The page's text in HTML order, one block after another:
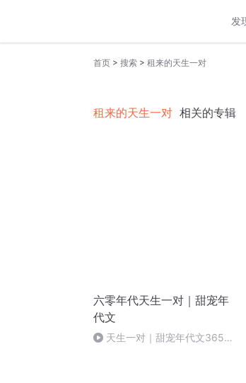
发
首页 > 搜索 > 租来的天生一对
租来的天生一对 相关的专辑
六零年代天生一对｜甜宠年
代文
天生一对｜甜宠年代文365番